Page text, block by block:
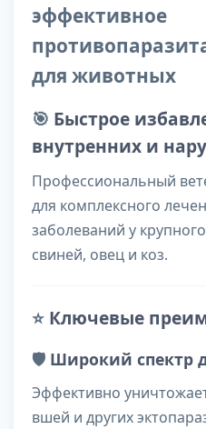
эффективное
для животных
🎯 Быстрое
внутренних и
Профессиональный
для комплексного
заболеваний у
свиней, овец и коз.
⭐ Ключевые
🛡️ Широкий спектр
Эффективно
вшей и других